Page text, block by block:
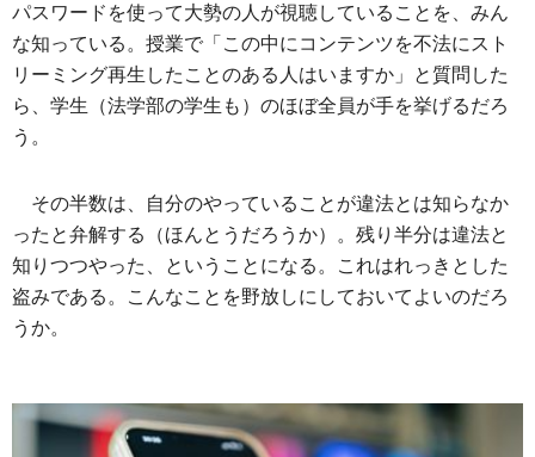
パスワードを使って大勢の人が視聴していることを、みん
な知っている。授業で「この中にコンテンツを不法にスト
リーミング再生したことのある人はいますか」と質問した
ら、学生（法学部の学生も）のほぼ全員が手を挙げるだろ
う。
その半数は、自分のやっていることが違法とは知らなか
ったと弁解する（ほんとうだろうか）。残り半分は違法と
知りつつやった、ということになる。これはれっきとした
盗みである。こんなことを野放しにしておいてよいのだろ
うか。